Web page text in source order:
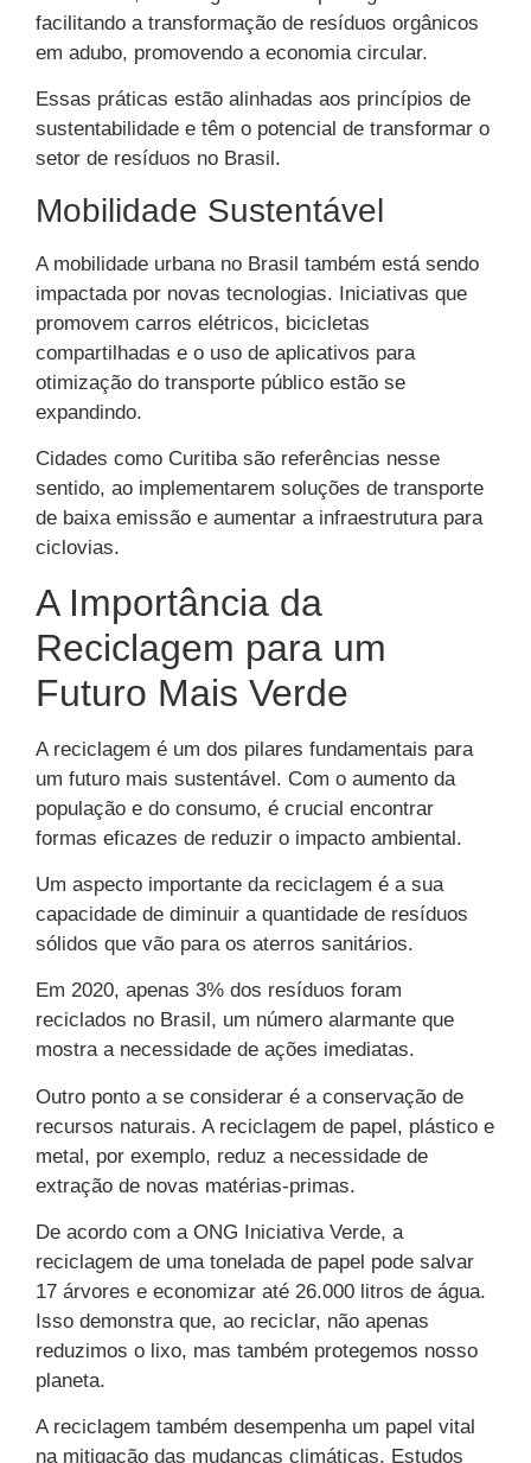
facilitando a transformação de resíduos orgânicos
em adubo, promovendo a economia circular.
Essas práticas estão alinhadas aos princípios de
sustentabilidade e têm o potencial de transformar o
setor de resíduos no Brasil.
Mobilidade Sustentável
A mobilidade urbana no Brasil também está sendo
impactada por novas tecnologias. Iniciativas que
promovem carros elétricos, bicicletas
compartilhadas e o uso de aplicativos para
otimização do transporte público estão se
expandindo.
Cidades como Curitiba são referências nesse
sentido, ao implementarem soluções de transporte
de baixa emissão e aumentar a infraestrutura para
ciclovias.
A Importância da
Reciclagem para um
Futuro Mais Verde
A reciclagem é um dos pilares fundamentais para
um futuro mais sustentável. Com o aumento da
população e do consumo, é crucial encontrar
formas eficazes de reduzir o impacto ambiental.
Um aspecto importante da reciclagem é a sua
capacidade de diminuir a quantidade de resíduos
sólidos que vão para os aterros sanitários.
Em 2020, apenas 3% dos resíduos foram
reciclados no Brasil, um número alarmante que
mostra a necessidade de ações imediatas.
Outro ponto a se considerar é a conservação de
recursos naturais. A reciclagem de papel, plástico e
metal, por exemplo, reduz a necessidade de
extração de novas matérias-primas.
De acordo com a ONG Iniciativa Verde, a
reciclagem de uma tonelada de papel pode salvar
17 árvores e economizar até 26.000 litros de água.
Isso demonstra que, ao reciclar, não apenas
reduzimos o lixo, mas também protegemos nosso
planeta.
A reciclagem também desempenha um papel vital
na mitigação das mudanças climáticas. Estudos